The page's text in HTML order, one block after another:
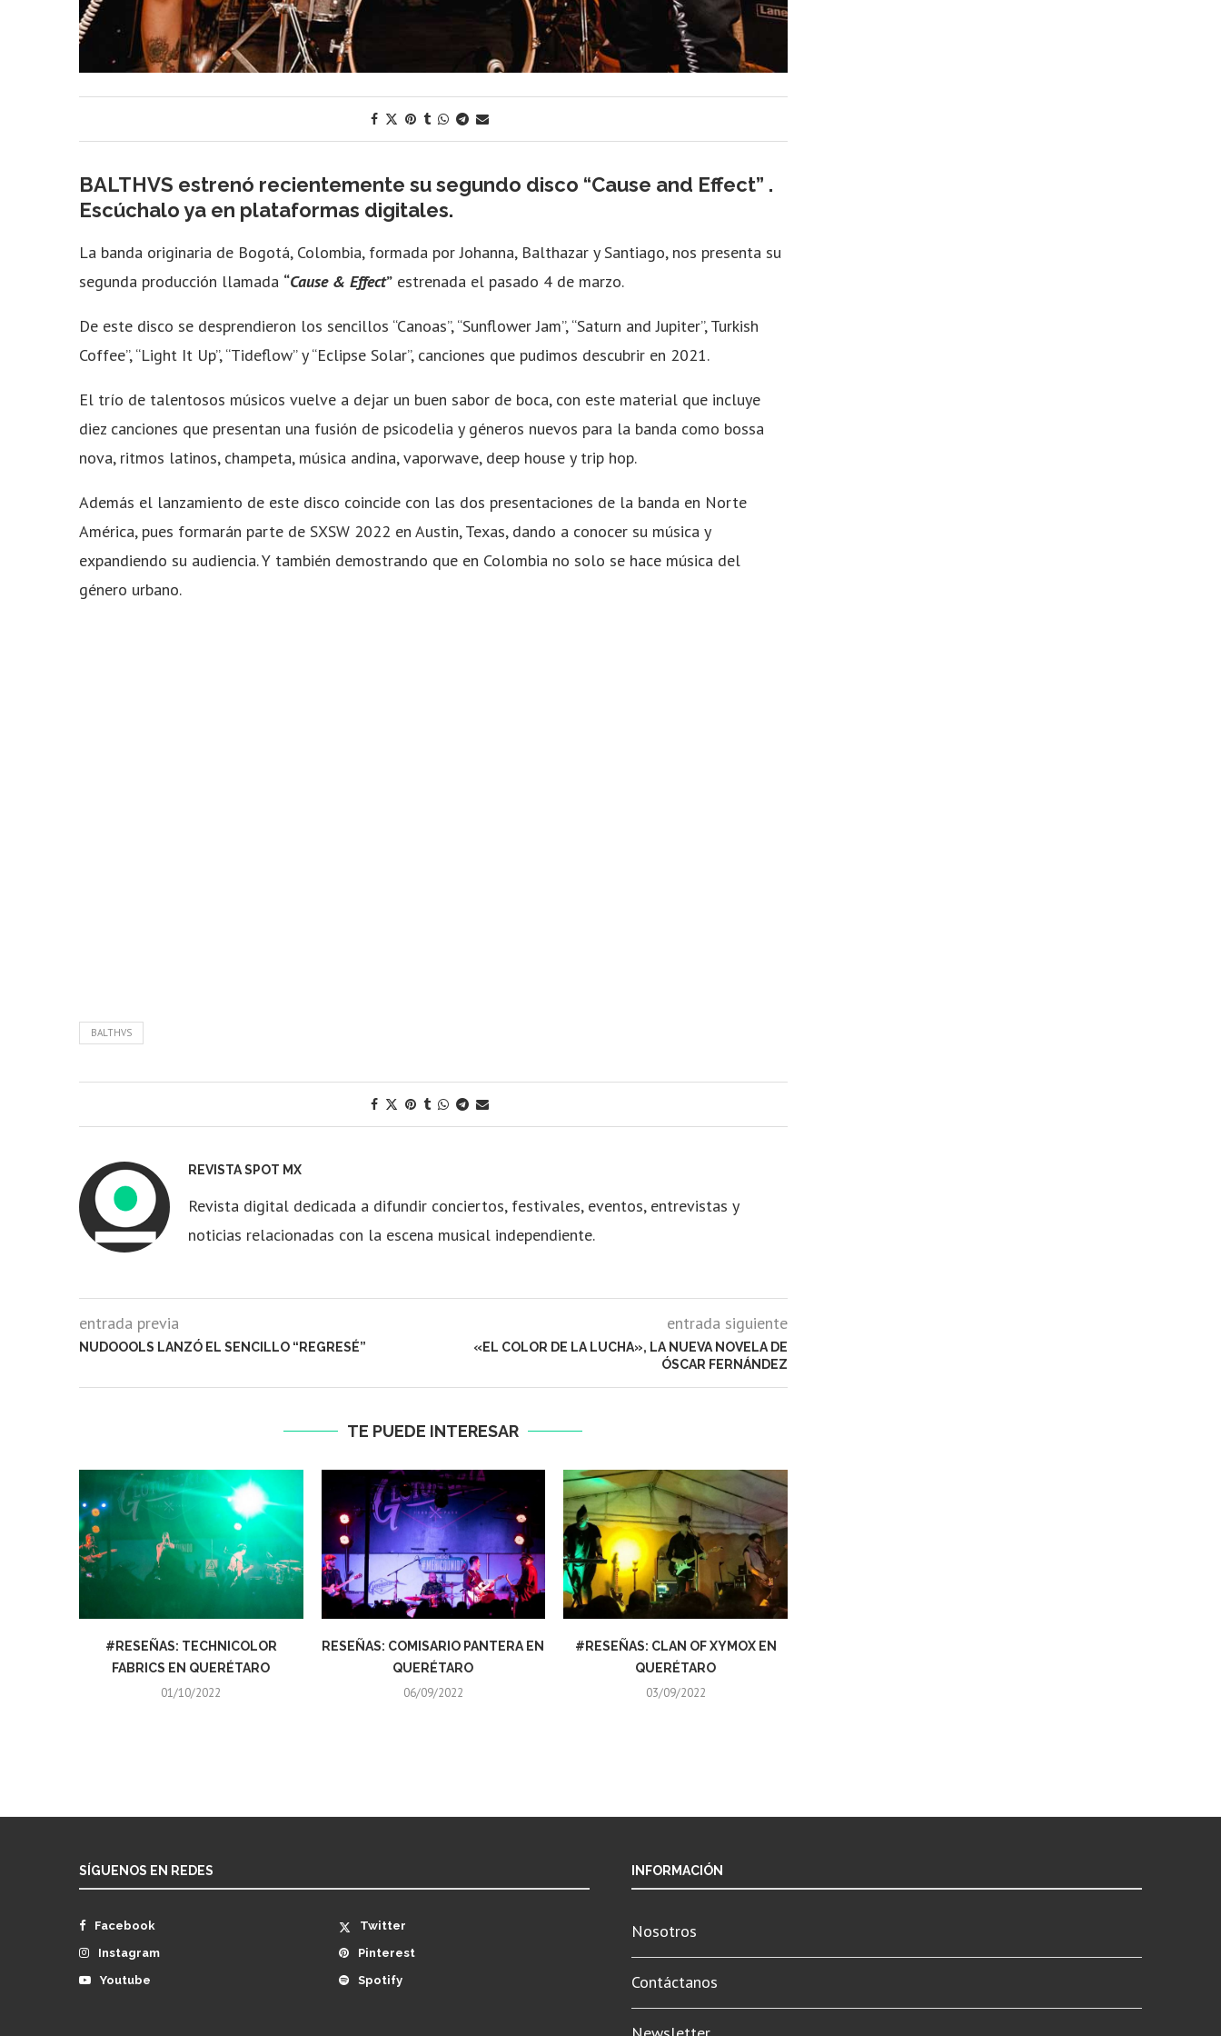
BALTHVS estrenó recientemente su segundo disco “Cause and Effect” .
Escúchalo ya en plataformas digitales.
La banda originaria de Bogotá, Colombia, formada por Johanna, Balthazar y Santiago, nos presenta su
segunda producción llamada “Cause & Effect” estrenada el pasado 4 de marzo.
De este disco se desprendieron los sencillos “Canoas”, “Sunflower Jam”, “Saturn and Jupiter”, Turkish
Coffee”, “Light It Up”, “Tideflow” y “Eclipse Solar”, canciones que pudimos descubrir en 2021.
El trío de talentosos músicos vuelve a dejar un buen sabor de boca, con este material que incluye
diez canciones que presentan una fusión de psicodelia y géneros nuevos para la banda como bossa
nova, ritmos latinos, champeta, música andina, vaporwave, deep house y trip hop.
Además el lanzamiento de este disco coincide con las dos presentaciones de la banda en Norte
América, pues formarán parte de SXSW 2022 en Austin, Texas, dando a conocer su música y
expandiendo su audiencia. Y también demostrando que en Colombia no solo se hace música del
género urbano.
BALTHVS
REVISTA SPOT MX
Revista digital dedicada a difundir conciertos, festivales, eventos, entrevistas y
noticias relacionadas con la escena musical independiente.
entrada previa
NUDOOOLS LANZÓ EL SENCILLO “REGRESÉ”
entrada siguiente
«EL COLOR DE LA LUCHA», LA NUEVA NOVELA DE
ÓSCAR FERNÁNDEZ
TE PUEDE INTERESAR
#RESEÑAS: TECHNICOLOR
FABRICS EN QUERÉTARO
01/10/2022
RESEÑAS: COMISARIO PANTERA EN
QUERÉTARO
06/09/2022
#RESEÑAS: CLAN OF XYMOX EN
QUERÉTARO
03/09/2022
SÍGUENOS EN REDES
Facebook
Twitter
Instagram
Pinterest
Youtube
Spotify
INFORMACIÓN
Nosotros
Contáctanos